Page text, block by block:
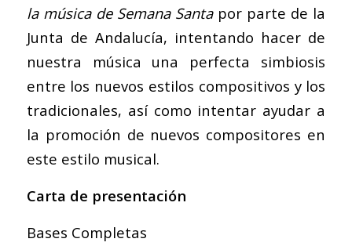
la música de Semana Santapor parte de la
Junta de Andalucía, intentando hacer de
nuestra música una perfecta simbiosis
entre los nuevos estilos compositivos y los
tradicionales, así como intentar ayudar a
la promoción de nuevos compositores en
este estilo musical.
Carta de presentación
Bases Completas